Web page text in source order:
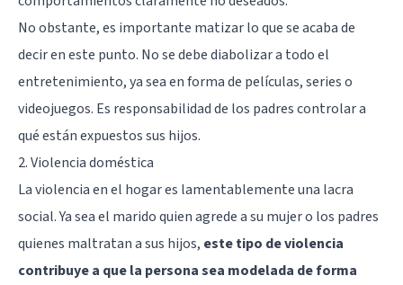
No obstante, es importante matizar lo que se acaba de
decir en este punto. No se debe diabolizar a todo el
entretenimiento, ya sea en forma de películas, series o
videojuegos. Es responsabilidad de los padres controlar a
qué están expuestos sus hijos.
2. Violencia doméstica
La violencia en el hogar es lamentablemente una lacra
social. Ya sea el marido quien agrede a su mujer o los padres
quienes maltratan a sus hijos, este tipo de violencia
contribuye a que la persona sea modelada de forma